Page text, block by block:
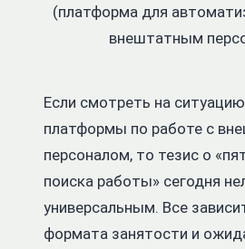
(платформа для
внештатным
Если смотреть на
платформы по работе с
персоналом, то тезис о
поиска работы» сегодня
универсальным. Все
формата занятости и